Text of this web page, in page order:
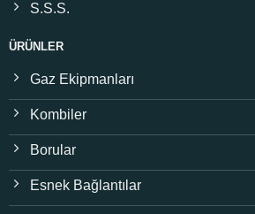
S.S.S.
ÜRÜNLER
Gaz Ekipmanları
Kombiler
Borular
Esnek Bağlantılar